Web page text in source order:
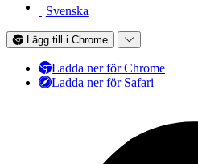
Svenska
Lägg till i Chrome
Ladda ner för Chrome
Ladda ner för Safari